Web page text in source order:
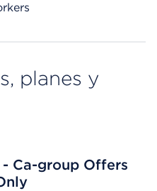
planes y
Ca-group Offers